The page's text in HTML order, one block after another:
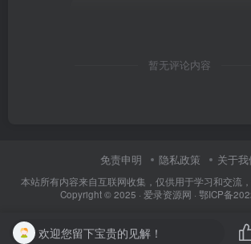
暂无评论内容
免责申明 隐私政策 关于我
本站所有内容来自互联网收集，仅供用于学习和交流
Copyright © 2025 · 爱录资源网 · 鄂ICP备
欢迎您留下宝贵的见解！